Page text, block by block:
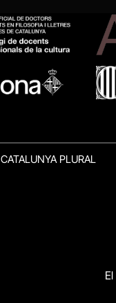
CATALUNYA PLURAL